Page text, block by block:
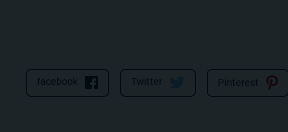
facebook Twitter Pinterest